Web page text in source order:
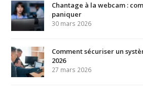
Chantage à la webcam :
paniquer
30 mars 2026
Comment sécuriser un
2026
27 mars 2026